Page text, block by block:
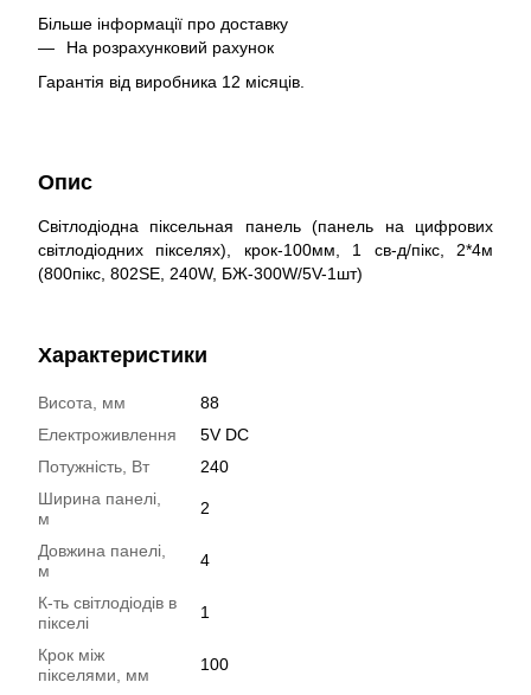
Більше інформації про доставку
На розрахунковий рахунок
Гарантія від виробника 12 місяців.
Опис
Світлодіодна піксельная панель (панель на цифрових
світлодіодних пікселях), крок-100мм, 1 св-д/пікс, 2*4м
(800пікс, 802SE, 240W, БЖ-300W/5V-1шт)
Характеристики
Висота, мм
88
Електроживлення
5V DC
Потужність, Вт
240
Ширина панелі,
м
2
Довжина панелі,
м
4
К-ть світлодіодів в
пікселі
1
Крок між
пікселями, мм
100